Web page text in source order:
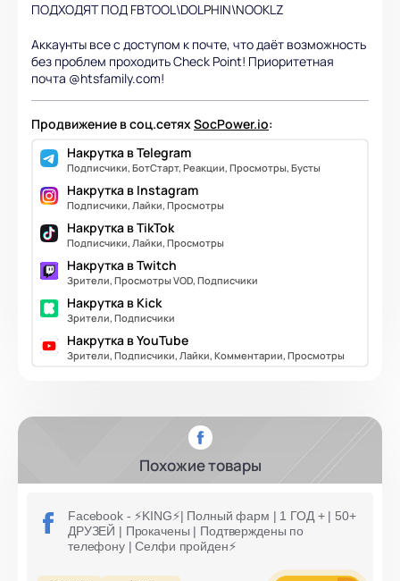
ПОДХОДЯТ ПОД FBTOOL\DOLPHIN\NOOKLZ
Аккаунты все с доступом к почте, что даёт возможность
без проблем проходить Check Point! Приоритетная
почта @htsfamily.com!
Продвижение в соц.сетяхSocPower.io:
Накрутка в Telegram
Подписчики, БотСтарт, Реакции, Просмотры, Бусты
Накрутка в Instagram
Подписчики, Лайки, Просмотры
Накрутка в TikTok
Подписчики, Лайки, Просмотры
Накрутка в Twitch
Зрители, Просмотры VOD, Подписчики
Накрутка в Kick
Зрители, Подписчики
Накрутка в YouTube
Зрители, Подписчики, Лайки, Комментарии, Просмотры
Похожие товары
Facebook - ⚡️KING⚡️| Полный фарм | 1 ГОД + | 50+
ДРУЗЕЙ | Прокачены | Подтверждены по
телефону | Селфи пройден⚡️